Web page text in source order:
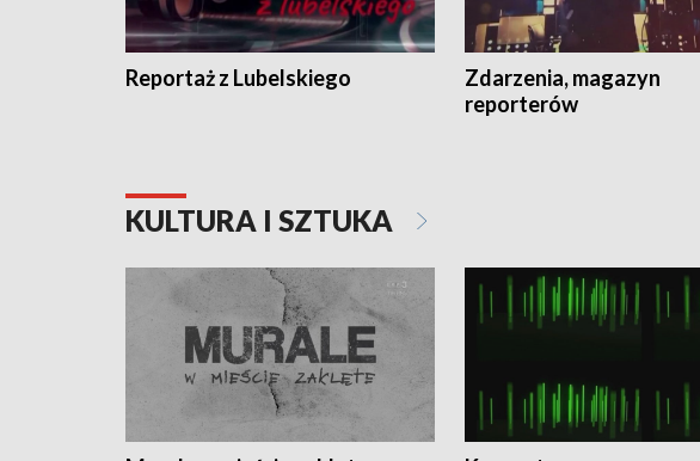
Reportaż z Lubelskiego
Zdarzenia, magazyn
reporterów
KULTURA I SZTUKA